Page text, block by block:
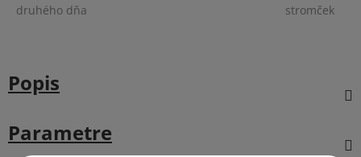
druhého dňa
stromček
Popis
Parametre